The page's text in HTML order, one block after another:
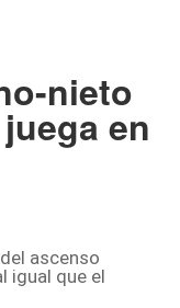
nieto
en
ascenso
igual que el